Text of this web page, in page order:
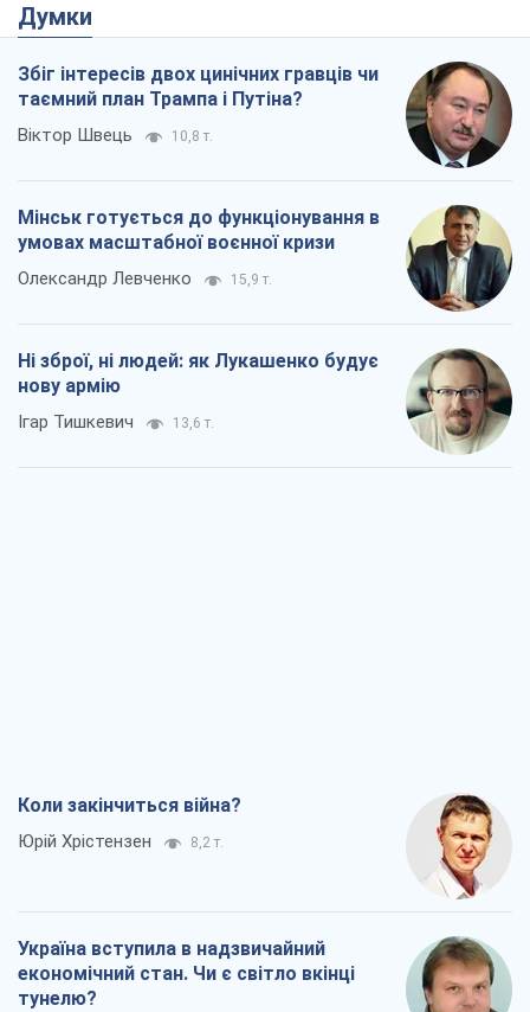
Думки
Збіг інтересів двох цинічних гравців чи
таємний план Трампа і Путіна?
Віктор Швець 10,8 т.
Мінськ готується до функціонування в
умовах масштабної воєнної кризи
Олександр Левченко 15,9 т.
Ні зброї, ні людей: як Лукашенко будує
нову армію
Ігар Тишкевич 13,6 т.
Коли закінчиться війна?
Юрій Хрістензен 8,2 т.
Україна вступила в надзвичайний
економічний стан. Чи є світло вкінці
тунелю?